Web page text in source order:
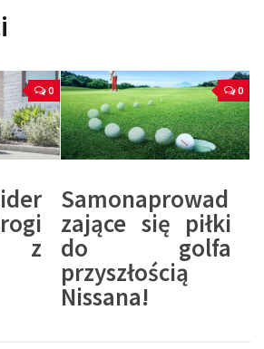
0
z
0
Samonaprowad
zające się piłki
do golfa
przyszłością
Nissana!